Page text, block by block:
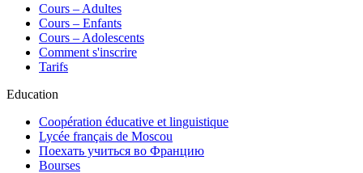
Сours – Adultes
Cours – Enfants
Cours – Adolescents
Comment s'inscrire
Tarifs
Education
Coopération éducative et linguistique
Lycée français de Moscou
Поехать учиться во Францию
Bourses